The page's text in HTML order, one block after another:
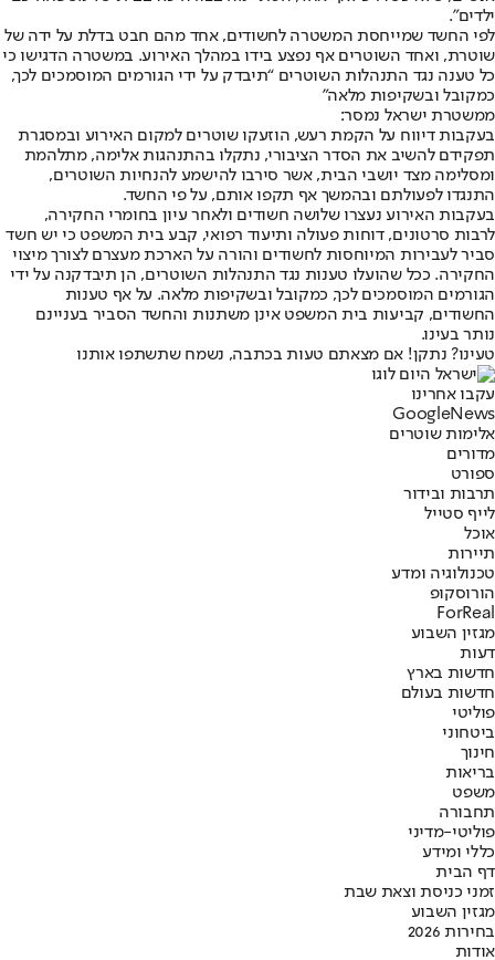
ילדים”.
לפי החשד שמייחסת המשטרה לחשודים, אחד מהם חבט בדלת על ידה של
שוטרת, ואחד השוטרים אף נפצע בידו במהלך האירוע. במשטרה הדגישו כי
כל טענה נגד התנהלות השוטרים “תיבדק על ידי הגורמים המוסמכים לכך,
כמקובל ובשקיפות מלאה”
ממשטרת ישראל נמסר:
בעקבות דיווח על הקמת רעש, הוזעקו שוטרים למקום האירוע ובמסגרת
תפקידם להשיב את הסדר הציבורי, נתקלו בהתנהגות אלימה, מתלהמת
ומסלימה מצד יושבי הבית, אשר סירבו להישמע להנחיות השוטרים,
התנגדו לפעולתם ובהמשך אף תקפו אותם, על פי החשד.
בעקבות האירוע נעצרו שלושה חשודים ולאחר עיון בחומרי החקירה,
לרבות סרטונים, דוחות פעולה ותיעוד רפואי, קבע בית המשפט כי יש חשד
סביר לעבירות המיוחסות לחשודים והורה על הארכת מעצרם לצורך מיצוי
החקירה. ככל שהועלו טענות נגד התנהלות השוטרים, הן תיבדקנה על ידי
הגורמים המוסמכים לכך, כמקובל ובשקיפות מלאה. על אף טענות
החשודים, קביעות בית המשפט אינן משתנות והחשד הסביר בעניינם
נותר בעינו.
טעינו? נתקן! אם מצאתם טעות בכתבה, נשמח שתשתפו אותנו
עקבו אחרינו
Googl eNews
אלימות שוטרים
מדורים
ספורט
תרבות ובידור
לייף סטייל
אוכל
תיירות
טכנולוגיה ומדע
הורוסקופ
ForReal
מגזין השבוע
דעות
חדשות בארץ
חדשות בעולם
פוליטי
ביטחוני
חינוך
בריאות
משפט
תחבורה
פוליטי-מדיני
כללי ומידע
דף הבית
זמני כניסת וצאת שבת
מגזין השבוע
בחירות 2026
אודות